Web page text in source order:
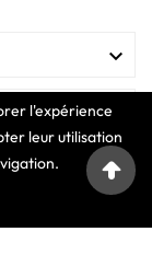
l'expérience
leur utilisation



